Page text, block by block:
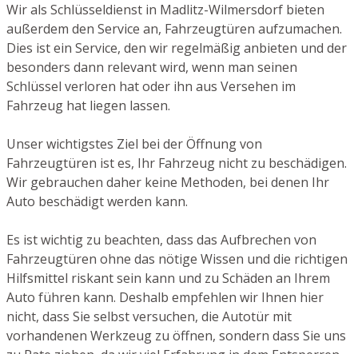
Wir als Schlüsseldienst in Madlitz-Wilmersdorf bieten
außerdem den Service an, Fahrzeugtüren aufzumachen.
Dies ist ein Service, den wir regelmäßig anbieten und der
besonders dann relevant wird, wenn man seinen
Schlüssel verloren hat oder ihn aus Versehen im
Fahrzeug hat liegen lassen.
Unser wichtigstes Ziel bei der Öffnung von
Fahrzeugtüren ist es, Ihr Fahrzeug nicht zu beschädigen.
Wir gebrauchen daher keine Methoden, bei denen Ihr
Auto beschädigt werden kann.
Es ist wichtig zu beachten, dass das Aufbrechen von
Fahrzeugtüren ohne das nötige Wissen und die richtigen
Hilfsmittel riskant sein kann und zu Schäden an Ihrem
Auto führen kann. Deshalb empfehlen wir Ihnen hier
nicht, dass Sie selbst versuchen, die Autotür mit
vorhandenen Werkzeug zu öffnen, sondern dass Sie uns